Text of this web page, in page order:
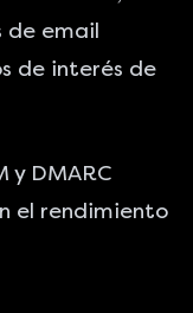
de email
de interés de
y DMARC
el rendimiento